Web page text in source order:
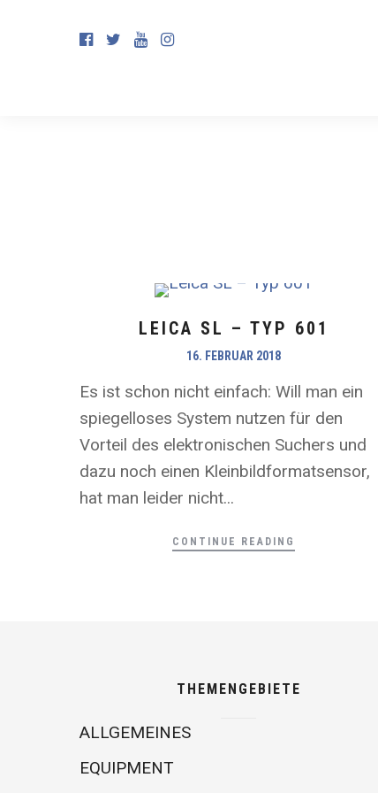
LEICA SL – TYP 601
16. FEBRUAR 2018
Es ist schon nicht einfach: Will man ein
spiegelloses System nutzen für den
Vorteil des elektronischen Suchers und
dazu noch einen Kleinbildformatsensor,
hat man leider nicht...
CONTINUE READING
THEMENGEBIETE
ALLGEMEINES
EQUIPMENT